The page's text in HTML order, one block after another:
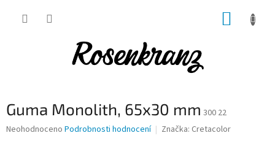
Guma Monolith, 65x30 mm 300 22
Průměrné
Neohodnoceno Podrobnosti hodnocení Značka: Cretacolor